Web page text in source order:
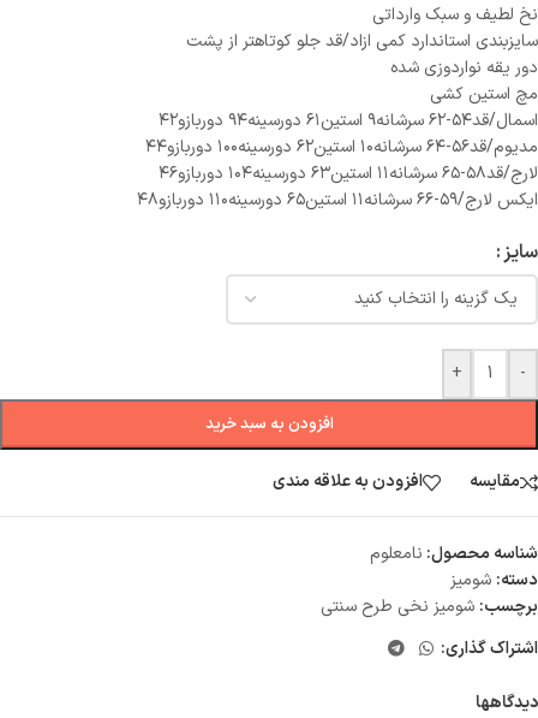
نخ لطیف و سبک وارداتی
سایزبندی استاندارد کمی ازاد/قد جلو ‌کوتاهتر از پشت
دور یقه نواردوزی شده
مچ استین کشی
اسمال/قد۵۴-۶۲ سرشانه۹ استین۶۱ دورسینه۹۴ دوربازو۴۲
مدیوم/قد۵۶-۶۴ سرشانه۱۰ استین۶۲ دورسینه۱۰۰ دوربازو۴۴
لارج/قد۵۸-۶۵ سرشانه۱۱ استین۶۳ دورسینه۱۰۴ دوربازو۴۶
ایکس لارج/۵۹-۶۶ سرشانه۱۱ استین۶۵ دورسینه۱۱۰ دوربازو۴۸
سایز
-
+
افزودن به سبد خرید
مقایسه افزودن به علاقه مندی
شناسه محصول: نامعلوم
دسته: شومیز
برچسب: شومیز نخی طرح سنتی
اشتراک گذاری:
دیدگاهها